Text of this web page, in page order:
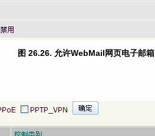
图 26.26. 允许WebMail网页电子邮箱